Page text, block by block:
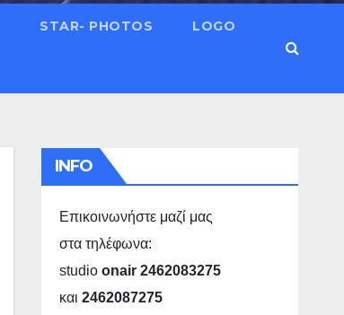
STAR- PHOTOS LOGO
INFO
Επικοινωνήστε μαζί μας
στα τηλέφωνα:
studio onair 2462083275
και 2462087275